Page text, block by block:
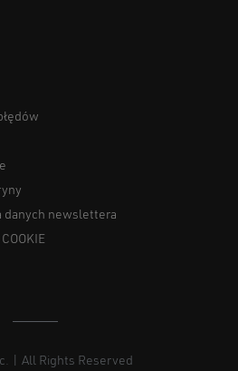
danych newslettera
| All Rights Reserved